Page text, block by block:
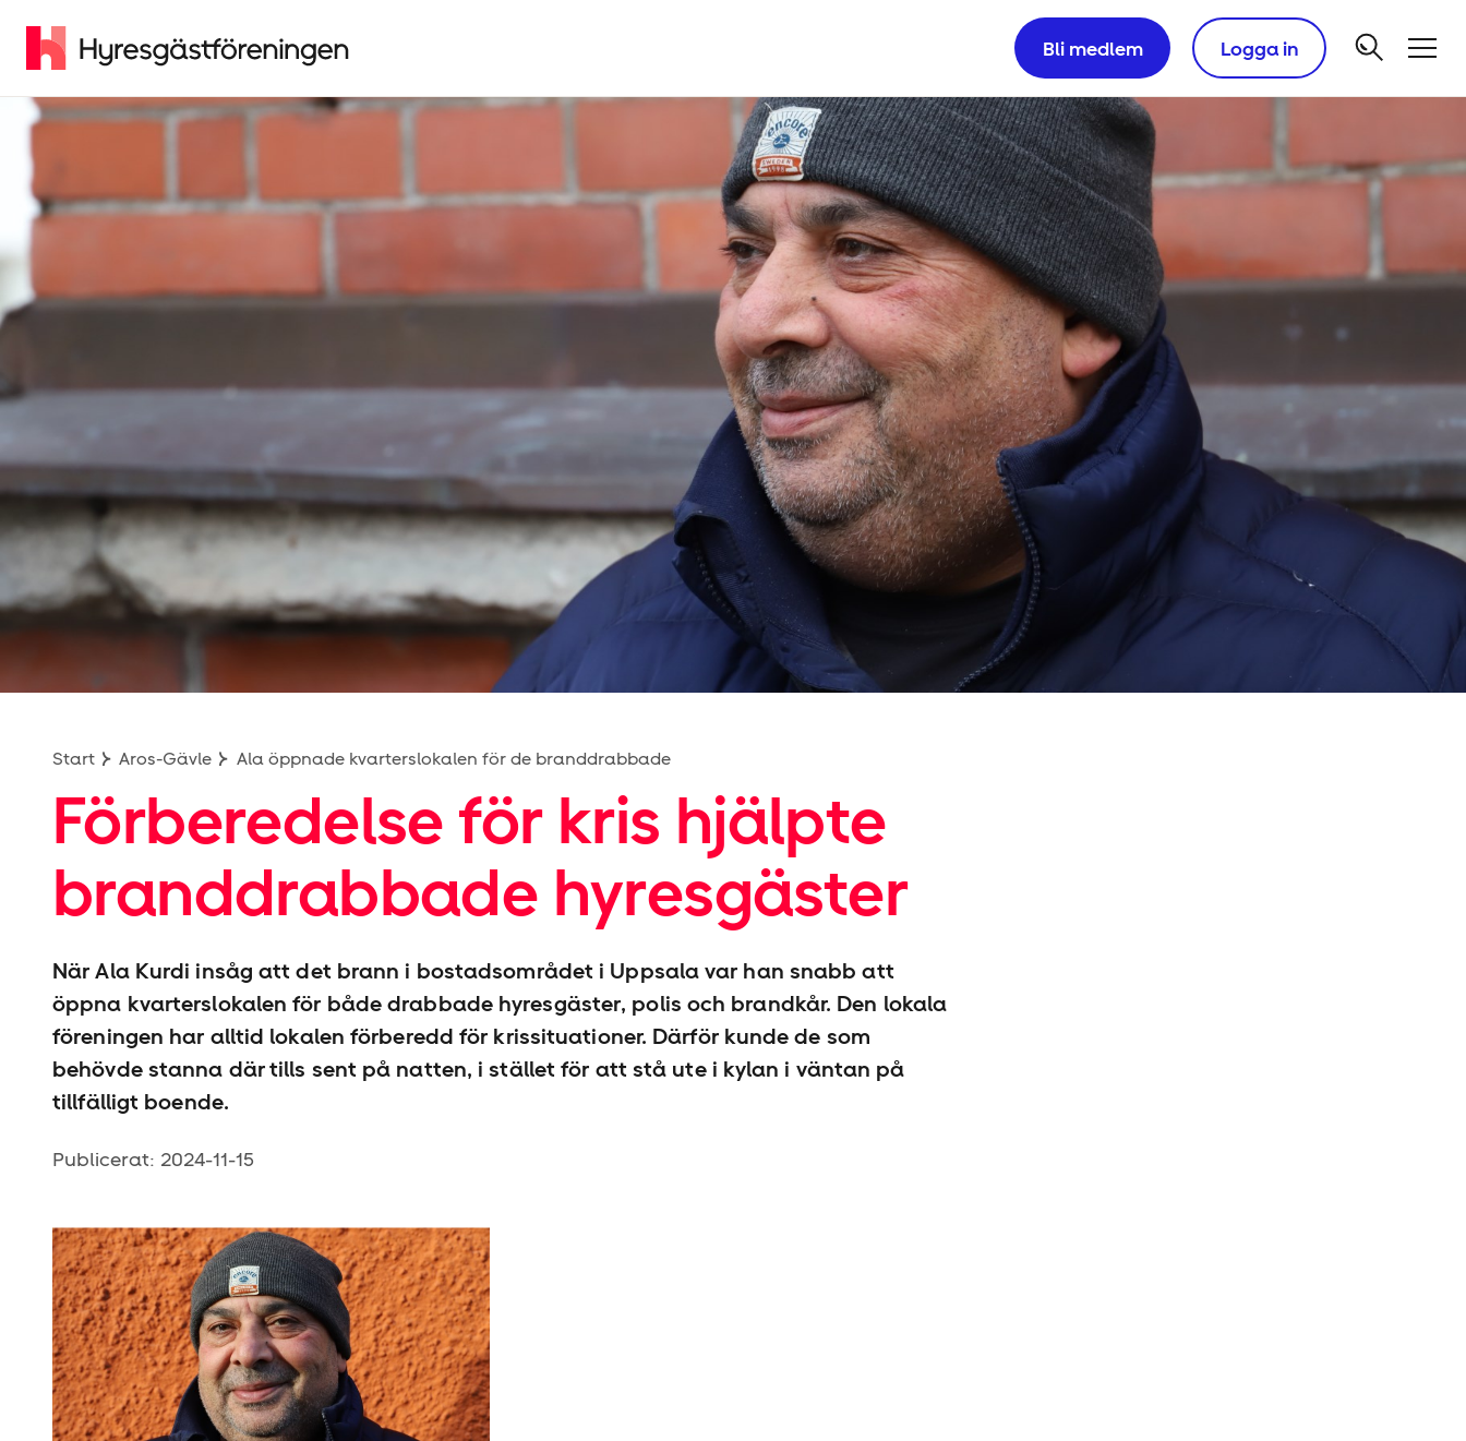
Bli medlem Logga in
Start Aros-Gävle Ala öppnade kvarterslokalen för de branddrabbade
Förberedelse för kris hjälpte
branddrabbade hyresgäster
När Ala Kurdi insåg att det brann i bostadsområdet i Uppsala var han snabb att
öppna kvarterslokalen för både drabbade hyresgäster, polis och brandkår. Den lokala
föreningen har alltid lokalen förberedd för krissituationer. Därför kunde de som
behövde stanna där tills sent på natten, i stället för att stå ute i kylan i väntan på
tillfälligt boende.
Publicerat: 2024-11-15